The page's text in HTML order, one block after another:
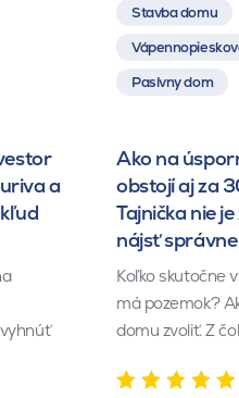
a
Stavba domu
Pasívny dom
Ako na
obstojí aj za
Tajnička nie
nájsť
Koľko skutočne
má pozemok?
domu zvoliť. Z